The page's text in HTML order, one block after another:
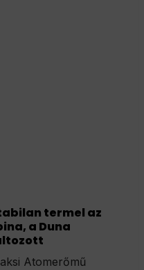
termel az
a Duna
Atomerőmű